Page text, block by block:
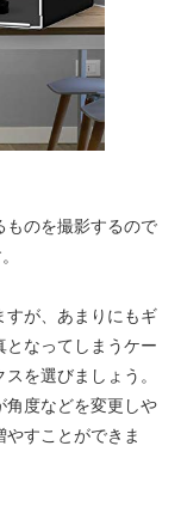
ものを撮影するので
すが、あまりにもギ
となってしまうケー
を選びましょう。
角度などを変更しや
すことができま